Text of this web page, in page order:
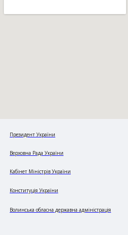
Президент України
Верховна Рада України
Кабінет Міністрів України
Конституція України
Волинська обласна державна адміністрація